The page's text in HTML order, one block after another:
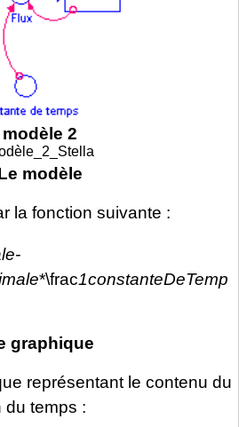
modèle 2
modèle
la fonction suivante :
*\frac1constanteDeTemp
graphique
représentant le contenu du
du temps :